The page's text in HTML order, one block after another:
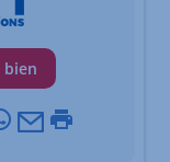
bien
Whatsapp
Mail